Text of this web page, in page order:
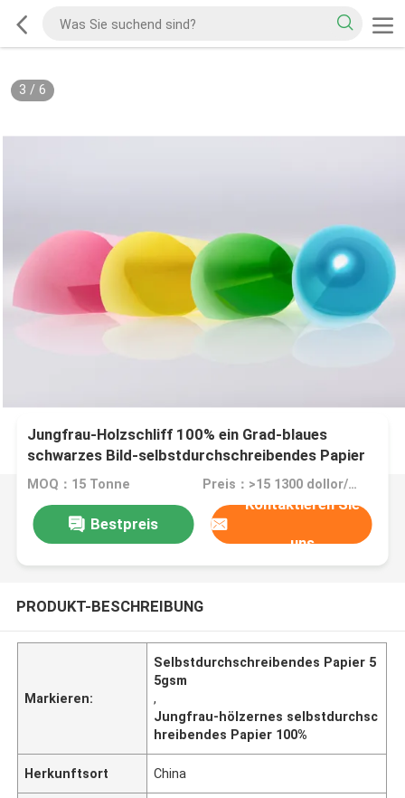
3 / 6
Jungfrau-Holzschliff 100% ein Grad-blaues
schwarzes Bild-selbstdurchschreibendes Papier
55gsm 78gsm
MOQ：15 Tonne Preis：>15 1300 dollor/ton
Bestpreis
Kontaktieren Sie
uns
PRODUKT-BESCHREIBUNG
Markieren:
Selbstdurchschreibendes Papier 5
5gsm
,
Jungfrau-hölzernes selbstdurchsc
hreibendes Papier 100%
Herkunftsort China